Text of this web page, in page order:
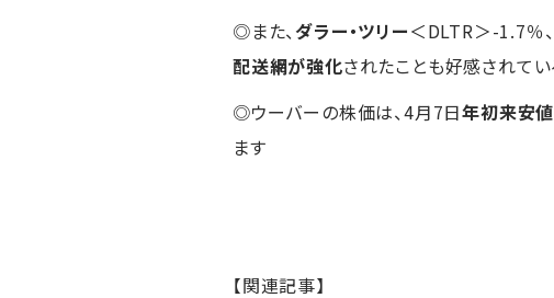
◎また、ダラー・ツリー＜DLTR＞-1.7％、
配送網が強化されたことも好感されてい
◎ウーバーの株価は、4月7日年初来安値
ます
【関連記事】